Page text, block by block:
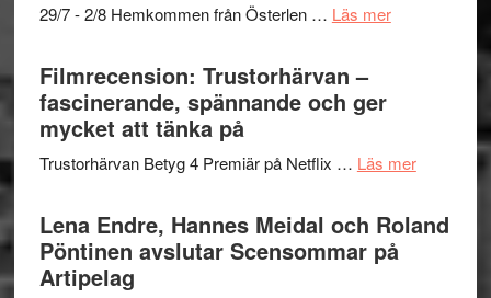
en
hjärtevarm
29/7 - 2/8 Hemkommen från Österlen … Läs merom
–
Delvis
bortom
Filmrecension: Trustorhärvan –
fascinerande, spännande och ger
mycket att tänka på
Trustorhärvan Betyg 4 Premiär på Netflix … Läs merom
–
Lena Endre, Hannes Meidal och Roland
Pöntinen avslutar Scensommar på
Artipelag